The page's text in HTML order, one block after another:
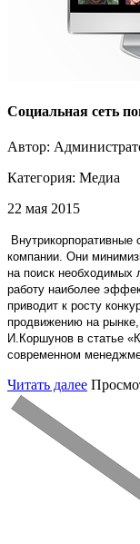
Социальная сеть
Автор:
Категория: Медиа
22 мая 2015
компании. Они
на поиск необходимых
работу наиболее
приводит к росту
продвижению на
И.Коршунов в статье
современном
Читать далее